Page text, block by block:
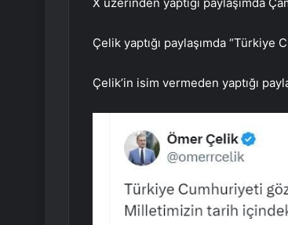
Çelik yaptığı paylaşımda
Çelik’in isim vermeden yaptığı